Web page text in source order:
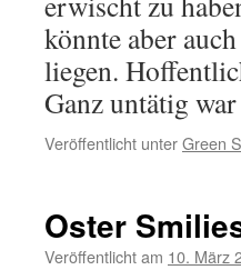
könnte aber
liegen.
Ganz untätig
Veröffentlicht unterGreen
Oster
Veröffentlicht am 10. März